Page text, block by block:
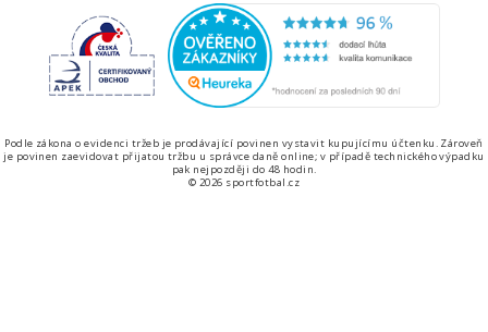
Česká kvalita
Podle zákona o evidenci tržeb je prodávající povinen vystavit kupujícímu účtenku. Zároveň
je povinen zaevidovat přijatou tržbu u správce daně online; v případě technického výpadku
pak nejpozději do 48 hodin.
© 2026 sportfotbal.cz